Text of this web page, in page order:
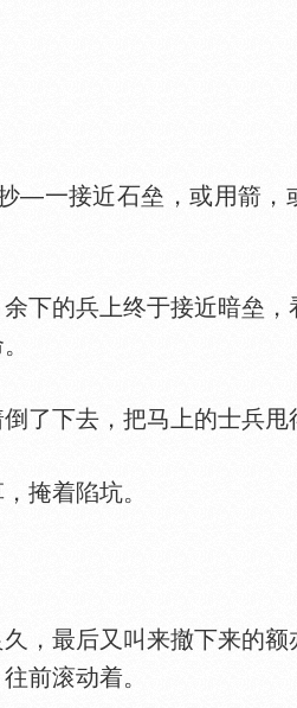
一接近石垒，或用箭，
的兵上终于接近暗垒，
下去，把马上的士兵甩
掩着陷坑。
，最后又叫来撤下来的额
前滚动着。